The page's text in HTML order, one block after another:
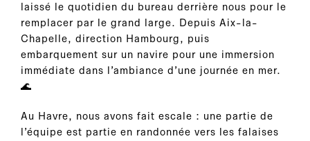
laissé le quotidien du bureau derrière nous pour le
remplacer par le grand large. Depuis Aix-la-
Chapelle, direction Hambourg, puis
embarquement sur un navire pour une immersion
immédiate dans l’ambiance d’une journée en mer.
🌊
Au Havre, nous avons fait escale : une partie de
l’équipe est partie en randonnée vers les falaises